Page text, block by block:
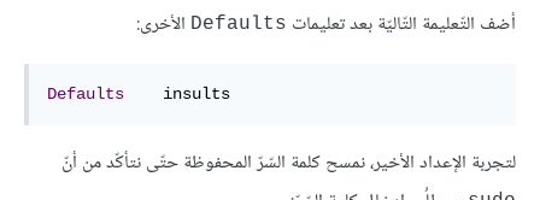
أضف التّعليمة التّاليّة بعد تعليمات Defaults الأخرى:
Defaults
    insults
لتجربة الإعداد الأخير، نمسح كلمة السّرّ المحفوظة حتّى نتأكّد من أنّ